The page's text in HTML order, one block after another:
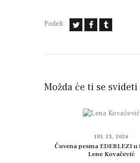
Podeli:
Možda će ti se
JUL 23, 2024
Čuvena pesma EDERLEZI
Lene Kovačević